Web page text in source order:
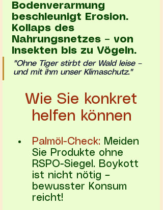
Bodenverarmung
beschleunigt Erosion.
Kollaps des
Nahrungsnetzes – von
Insekten bis zu Vögeln.
"Ohne Tiger stirbt der Wald leise –
und mit ihm unser Klimaschutz."
Wie Sie konkret
helfen können
Palmöl-Check: Meiden
Sie Produkte ohne
RSPO-Siegel. Boykott
ist nicht nötig –
bewusster Konsum
reicht!